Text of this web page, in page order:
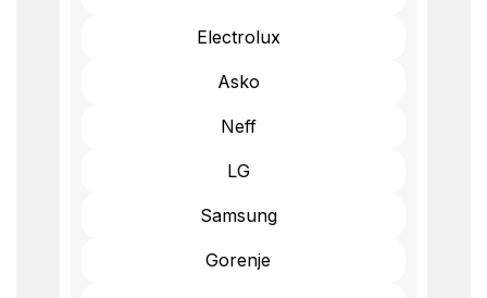
Electrolux
Asko
Neff
LG
Samsung
Gorenje